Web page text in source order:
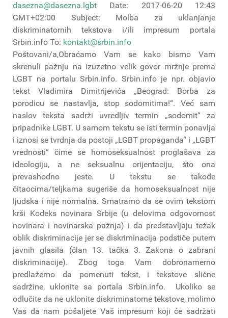
dasezna@dasezna.lgbt Date: 2017-06-20 12:43
GMT+02:00 Subject: Molba za uklanjanje
diskriminatornih tekstova i/ili impresum portala
Srbin.info To: kontakt@srbin.info
Poštovani/a,Obraćamo Vam se kako bismo Vam
skrenuli pažnju na izuzetno velik govor mržnje prema
LGBT na portalu Srbin.info. Srbin.info je npr. objavio
tekst Vladimira Dimitrijevića „Beograd: Borba za
porodicu se nastavlja, stop sodomitima!“. Već sam
naslov teksta sadrži uvredljiv termin „sodomit“ za
pripadnike LGBT. U samom tekstu se isti termin ponavlja
i iznosi se tvrdnja da postoji „LGBT propaganda“ i „LGBT
vrednosti“ čime se homoseksualnost proglašava za
ideologiju, a ne seksualnu orijentaciju, što ona
prevashodno jeste. U tekstu se takođe
čitaocima/teljkama sugeriše da homoseksualnost nije
ljudska i nije normalna. Smatramo da se ovim tekstom
krši Kodeks novinara Srbije (u delovima odgovornost
novinara i novinarska pažnja) i da predstavljaju težak
oblik diskriminacije jer se diskriminacija podstiče putem
javnih glasila (član 13. tačka 3. Zakona o zabrani
diskriminacije). Zbog toga Vam dobronamerno
predlažemo da pomenuti tekst, i tekstove slične
sadržine, uklonite sa portala Srbin.info. Ukoliko se
odlučite da ne uklonite diskriminatorne tekstove, molimo
Vas da nam pošaljete Vaš impresum koji će sadržati